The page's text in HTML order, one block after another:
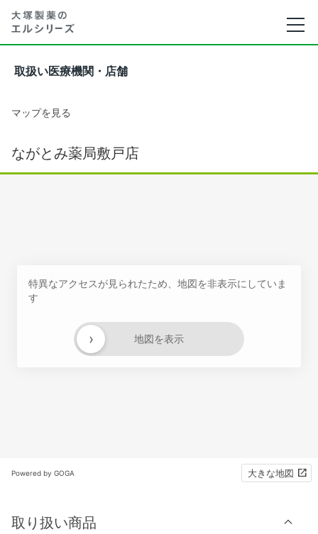
取扱い医療機関・店舗
マップを見る
ながとみ薬局敷戸店
特異なアクセスが見られたため、地図を非表示にしていま
す
地図を表示
›
Powered by GOGA 大きな地図
取り扱い商品